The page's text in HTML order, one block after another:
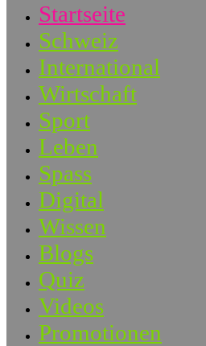
Startseite
Schweiz
International
Wirtschaft
Sport
Leben
Spass
Digital
Wissen
Blogs
Quiz
Videos
Promotionen